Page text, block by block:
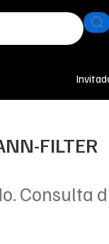
FILTER
Consulta